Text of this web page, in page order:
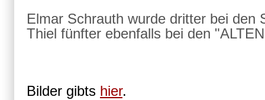
Elmar Schrauth wurde dritter bei den
Thiel fünfter ebenfalls bei den
Bilder gibts hier.